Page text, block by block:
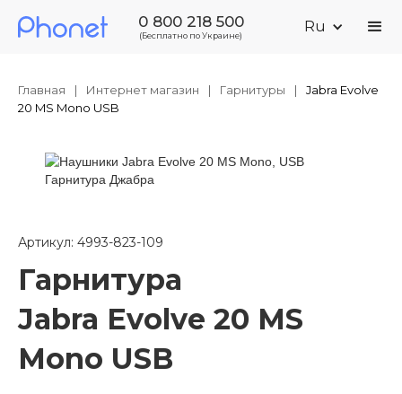
0 800 218 500
(Бесплатно по Украине)
Ru
Главная | Интернет магазин | Гарнитуры |
Jabra Evolve
20 MS Mono USB
Артикул: 4993-823-109
Гарнитура
Jabra Evolve 20 MS
Mono USB